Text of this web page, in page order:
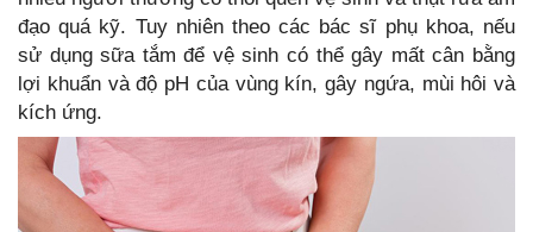
đạo quá kỹ. Tuy nhiên theo các bác sĩ phụ khoa, nếu
sử dụng sữa tắm để vệ sinh có thể gây mất cân bằng
lợi khuẩn và độ pH của vùng kín, gây ngứa, mùi hôi và
kích ứng.